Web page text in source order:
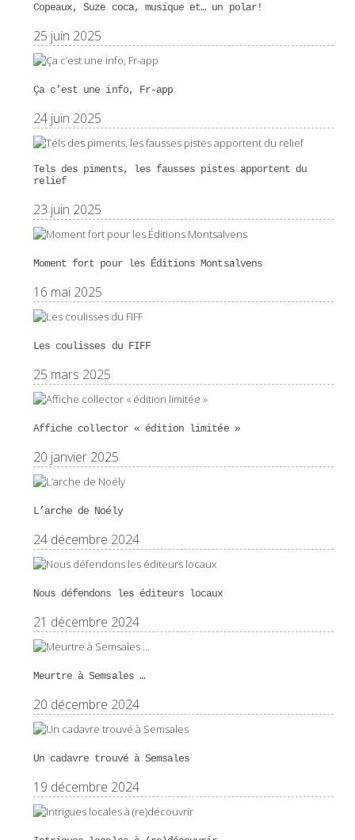
Copeaux, Suze coca, musique et… un polar!
25 juin 2025
Ça c’est une info, Fr-app
24 juin 2025
Tels des piments, les fausses pistes apportent du
relief
23 juin 2025
Moment fort pour les Éditions Montsalvens
16 mai 2025
Les coulisses du FIFF
25 mars 2025
Affiche collector « édition limitée »
20 janvier 2025
L’arche de Noély
24 décembre 2024
Nous défendons les éditeurs locaux
21 décembre 2024
Meurtre à Semsales …
20 décembre 2024
Un cadavre trouvé à Semsales
19 décembre 2024